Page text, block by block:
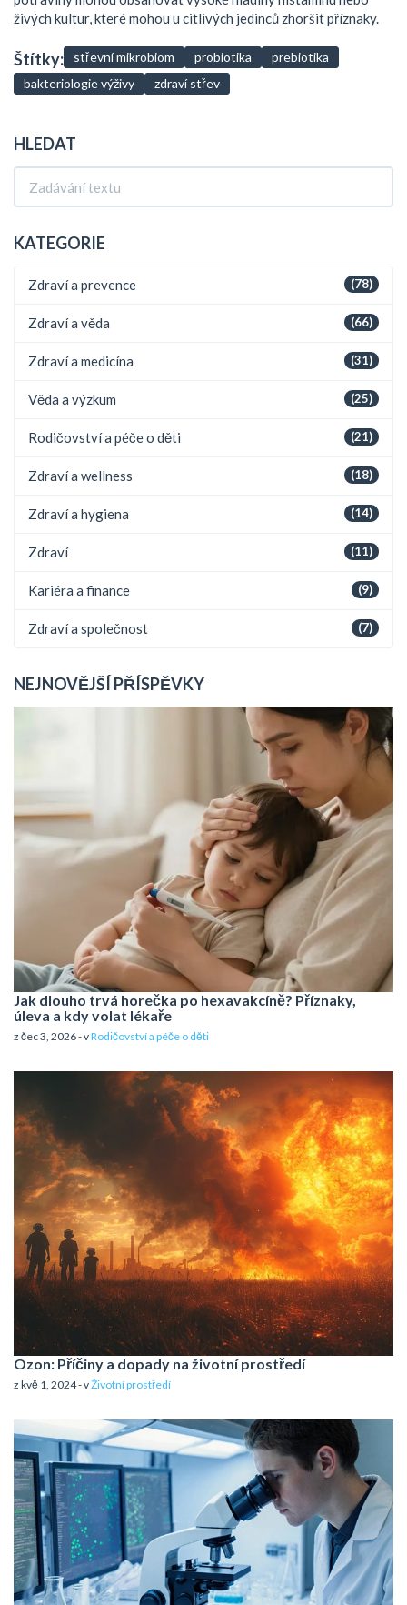
živých kultur, které mohou u citlivých jedinců zhoršit příznaky.
Štítky: střevní mikrobiom probiotika
prebiotika
bakteriologie výživy
zdraví střev
HLEDAT
KATEGORIE
(78)
Zdraví a prevence
(66)
Zdraví a věda
(31)
Zdraví a medicína
(25)
Věda a výzkum
(21)
Rodičovství a péče o děti
(18)
Zdraví a wellness
(14)
Zdraví a hygiena
(11)
Zdraví
(9)
Kariéra a finance
(7)
Zdraví a společnost
NEJNOVĚJŠÍ PŘÍSPĚVKY
Jak dlouho trvá horečka po hexavakcíně? Příznaky,
úleva a kdy volat lékaře
z čec 3, 2026 - vRodičovství a péče o děti
Ozon: Příčiny a dopady na životní prostředí
z kvě 1, 2024 - vŽivotní prostředí